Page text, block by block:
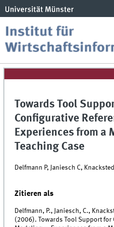
Towards Tool
Configurative
Experiences from a
Teaching Case
Delfmann P, Janiesch C,
Zitieren als
Delfmann, P., Janiesch, C.,
(2006). Towards Tool Support for